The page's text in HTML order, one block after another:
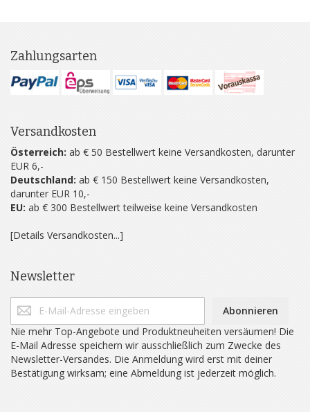
Zahlungsarten
Versandkosten
Österreich: ab € 50 Bestellwert keine Versandkosten, darunter
EUR 6,-
Deutschland: ab € 150 Bestellwert keine Versandkosten,
darunter EUR 10,-
EU: ab € 300 Bestellwert teilweise keine Versandkosten
[Details Versandkosten...]
Newsletter
Abonnieren
Nie mehr Top-Angebote und Produktneuheiten versäumen! Die
E-Mail Adresse speichern wir ausschließlich zum Zwecke des
Newsletter-Versandes. Die Anmeldung wird erst mit deiner
Bestätigung wirksam; eine Abmeldung ist jederzeit möglich.